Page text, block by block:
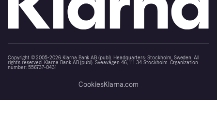
Copyright © 2005-2026 Klarna Bank AB (publ). Headquarters: Stockholm, Sweden. All
rights reserved. Klarna Bank AB (publ). Sveavägen 46, 111 34 Stockholm. Organization
number: 556737-0431
CookiesKlarna.com